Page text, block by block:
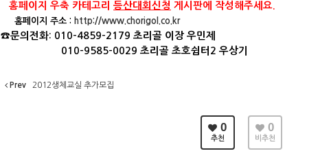
홈페이지 우축 카테고리 등산대회신청 게시판에 작성해주세요.
홈페이지 주소 : http://www.chorigol.co.kr
☎문의전화: 010-4859-2179 초리골 이장 우민제
010-9585-0029 초리골 초호쉼터2 우상기
Prev 2012생체교실 추가모집
0
추천
0
비추천